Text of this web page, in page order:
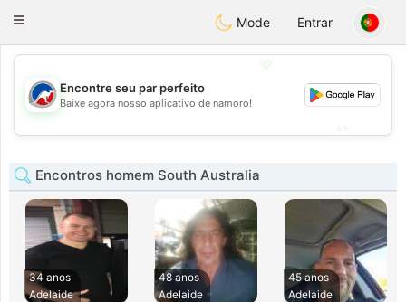
Australia Chat
Toggle
Mode Entrar
💖
💕
Encontre seu par perfeito
Baixe agora nosso aplicativo de namoro!
Encontros homem South Australia
34 anos
Adelaide
48 anos
Adelaide
45 anos
Adelaide